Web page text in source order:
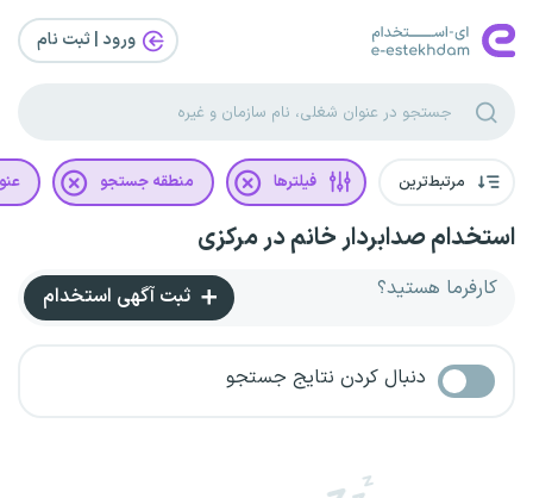
ورود | ثبت‌ نام
مرتبط‌ترین فیلترها منطقه جستجو
استخدام صدابردار خانم در مرکزی
کارفرما هستید؟ ثبت آگهی استخدام
دنبال کردن نتایج جستجو